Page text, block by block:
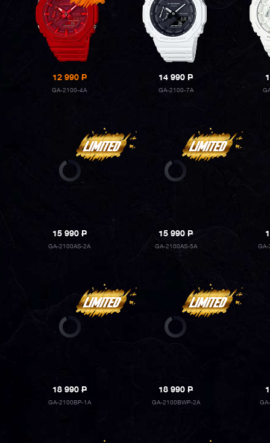
12 990P
GA-2100-4A
14 990P
GA-2100-7A
15 990P
GA-2100AS-2A
15 990P
GA-2100AS-5A
18 990P
GA-2100BP-1A
18 990P
GA-2100BWP-2A